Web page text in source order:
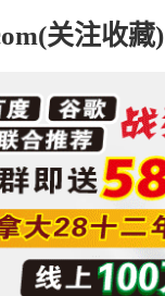
关注收藏)